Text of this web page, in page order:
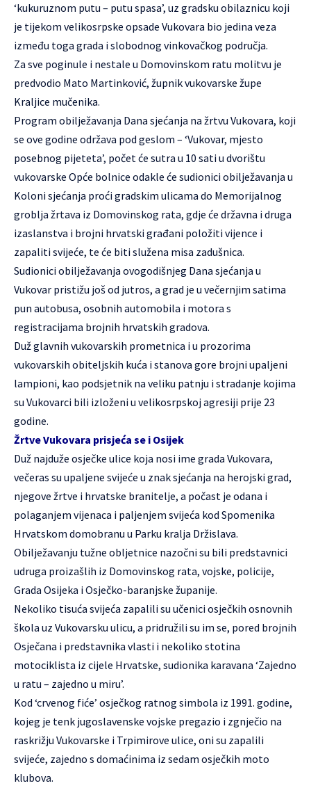
‘kukuruznom putu – putu spasa’, uz gradsku obilaznicu koji
je tijekom velikosrpske opsade Vukovara bio jedina veza
između toga grada i slobodnog vinkovačkog područja.
Za sve poginule i nestale u Domovinskom ratu molitvu je
predvodio Mato Martinković, župnik vukovarske župe
Kraljice mučenika.
Program obilježavanja Dana sjećanja na žrtvu Vukovara, koji
se ove godine održava pod geslom – ‘Vukovar, mjesto
posebnog pijeteta’, počet će sutra u 10 sati u dvorištu
vukovarske Opće bolnice odakle će sudionici obilježavanja u
Koloni sjećanja proći gradskim ulicama do Memorijalnog
groblja žrtava iz Domovinskog rata, gdje će državna i druga
izaslanstva i brojni hrvatski građani položiti vijence i
zapaliti svijeće, te će biti služena misa zadušnica.
Sudionici obilježavanja ovogodišnjeg Dana sjećanja u
Vukovar pristižu još od jutros, a grad je u večernjim satima
pun autobusa, osobnih automobila i motora s
registracijama brojnih hrvatskih gradova.
Duž glavnih vukovarskih prometnica i u prozorima
vukovarskih obiteljskih kuća i stanova gore brojni upaljeni
lampioni, kao podsjetnik na veliku patnju i stradanje kojima
su Vukovarci bili izloženi u velikosrpskoj agresiji prije 23
godine.
Žrtve Vukovara prisjeća se i Osijek
Duž najduže osječke ulice koja nosi ime grada Vukovara,
večeras su upaljene svijeće u znak sjećanja na herojski grad,
njegove žrtve i hrvatske branitelje, a počast je odana i
polaganjem vijenaca i paljenjem svijeća kod Spomenika
Hrvatskom domobranu u Parku kralja Držislava.
Obilježavanju tužne obljetnice nazočni su bili predstavnici
udruga proizašlih iz Domovinskog rata, vojske, policije,
Grada Osijeka i Osječko-baranjske županije.
Nekoliko tisuća svijeća zapalili su učenici osječkih osnovnih
škola uz Vukovarsku ulicu, a pridružili su im se, pored brojnih
Osječana i predstavnika vlasti i nekoliko stotina
motociklista iz cijele Hrvatske, sudionika karavana ‘Zajedno
u ratu – zajedno u miru’.
Kod ‘crvenog fiće’ osječkog ratnog simbola iz 1991. godine,
kojeg je tenk jugoslavenske vojske pregazio i zgnječio na
raskrižju Vukovarske i Trpimirove ulice, oni su zapalili
svijeće, zajedno s domaćinima iz sedam osječkih moto
klubova.